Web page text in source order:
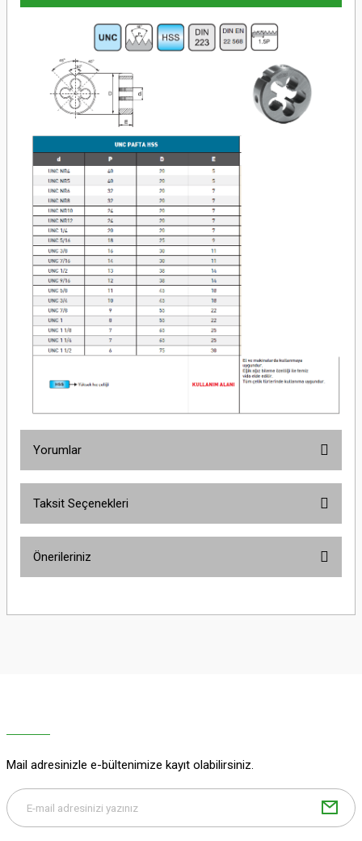
Yorumlar
Taksit Seçenekleri
Önerileriniz
yetersiz gördüğünüz noktaları öneri formunu kullanarak tarafımıza
Bu ürüne benzer farklı alternatifler olmalı.
Mail adresinizle e-bültenimize kayıt olabilirsiniz.